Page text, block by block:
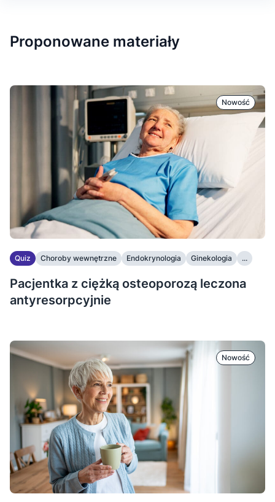
Proponowane materiały
Nowość
Quiz Choroby wewnętrzne Endokrynologia Ginekologia ...
Pacjentka z ciężką osteoporozą leczona
antyresorpcyjnie
Nowość